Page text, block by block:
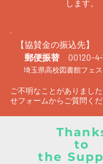
します。
【協賛金の振込先】
郵便振替 00120-4-
埼玉県高校図書館フェ
ご不明なことがありまし
せフォームからご質問くだ
to
the